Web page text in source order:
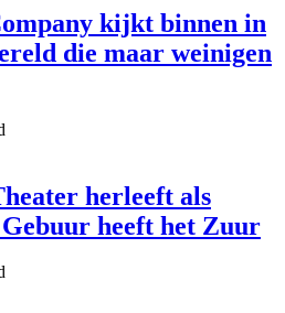
kijkt binnen in
die maar weinigen
herleeft als
heeft het Zuur